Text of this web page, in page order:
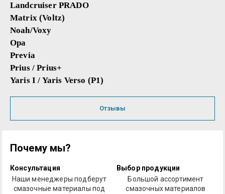
Landcruiser PRADO
Matrix (Voltz)
Noah/Voxy
Opa
Previa
Prius / Prius+
Yaris I / Yaris Verso (P1)
Отзывы
Почему мы?
Консультация
Наши менеджеры подберут
смазочные материалы под
Выбор продукции
Большой ассортимент
смазочных материалов